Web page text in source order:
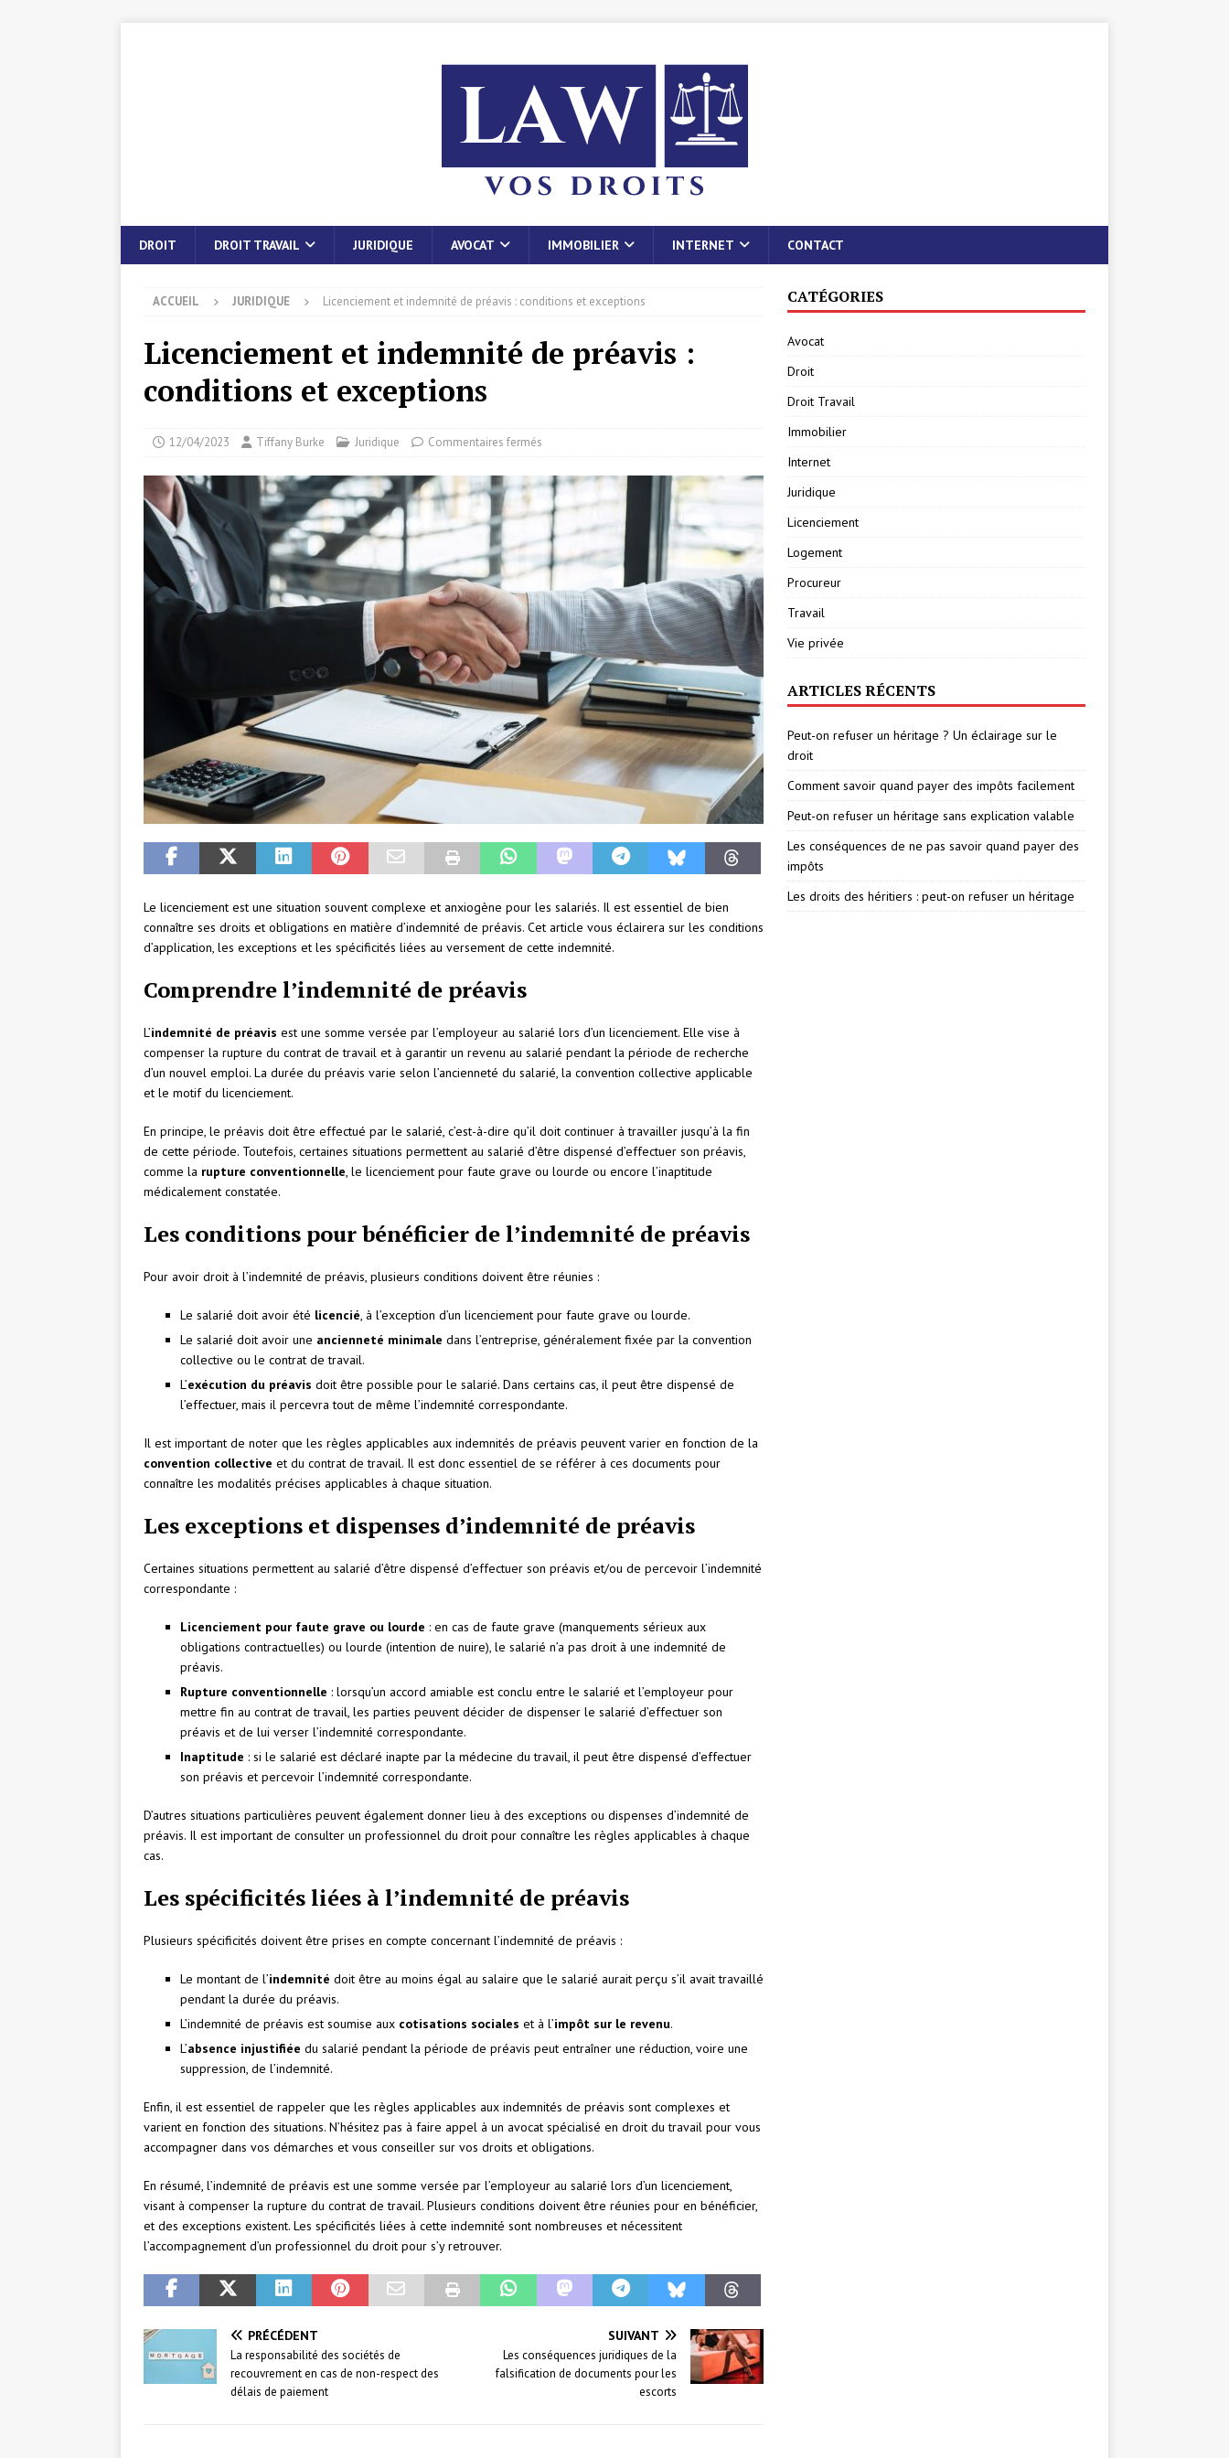
DROIT DROIT TRAVAIL JURIDIQUE AVOCAT IMMOBILIER INTERNET CONTACT
ACCUEIL JURIDIQUE Licenciement et indemnité de préavis : conditions et exceptions
Licenciement et indemnité de préavis :
conditions et exceptions
12/04/2023 Tiffany Burke Juridique Commentaires fermés
Le licenciement est une situation souvent complexe et anxiogène pour les salariés. Il est essentiel de bien
connaître ses droits et obligations en matière d’indemnité de préavis. Cet article vous éclairera sur les conditions
d’application, les exceptions et les spécificités liées au versement de cette indemnité.
Comprendre l’indemnité de préavis
L’indemnité de préavis est une somme versée par l’employeur au salarié lors d’un licenciement. Elle vise à
compenser la rupture du contrat de travail et à garantir un revenu au salarié pendant la période de recherche
d’un nouvel emploi. La durée du préavis varie selon l’ancienneté du salarié, la convention collective applicable
et le motif du licenciement.
En principe, le préavis doit être effectué par le salarié, c’est-à-dire qu’il doit continuer à travailler jusqu’à la fin
de cette période. Toutefois, certaines situations permettent au salarié d’être dispensé d’effectuer son préavis,
comme la rupture conventionnelle, le licenciement pour faute grave ou lourde ou encore l’inaptitude
médicalement constatée.
Les conditions pour bénéficier de l’indemnité de préavis
Pour avoir droit à l’indemnité de préavis, plusieurs conditions doivent être réunies :
Le salarié doit avoir été licencié, à l’exception d’un licenciement pour faute grave ou lourde.
Le salarié doit avoir une ancienneté minimale dans l’entreprise, généralement fixée par la convention
collective ou le contrat de travail.
L’exécution du préavis doit être possible pour le salarié. Dans certains cas, il peut être dispensé de
l’effectuer, mais il percevra tout de même l’indemnité correspondante.
Il est important de noter que les règles applicables aux indemnités de préavis peuvent varier en fonction de la
convention collective et du contrat de travail. Il est donc essentiel de se référer à ces documents pour
connaître les modalités précises applicables à chaque situation.
Les exceptions et dispenses d’indemnité de préavis
Certaines situations permettent au salarié d’être dispensé d’effectuer son préavis et/ou de percevoir l’indemnité
correspondante :
Licenciement pour faute grave ou lourde : en cas de faute grave (manquements sérieux aux
obligations contractuelles) ou lourde (intention de nuire), le salarié n’a pas droit à une indemnité de
préavis.
Rupture conventionnelle : lorsqu’un accord amiable est conclu entre le salarié et l’employeur pour
mettre fin au contrat de travail, les parties peuvent décider de dispenser le salarié d’effectuer son
préavis et de lui verser l’indemnité correspondante.
Inaptitude : si le salarié est déclaré inapte par la médecine du travail, il peut être dispensé d’effectuer
son préavis et percevoir l’indemnité correspondante.
D’autres situations particulières peuvent également donner lieu à des exceptions ou dispenses d’indemnité de
préavis. Il est important de consulter un professionnel du droit pour connaître les règles applicables à chaque
cas.
Les spécificités liées à l’indemnité de préavis
Plusieurs spécificités doivent être prises en compte concernant l’indemnité de préavis :
Le montant de l’indemnité doit être au moins égal au salaire que le salarié aurait perçu s’il avait travaillé
pendant la durée du préavis.
L’indemnité de préavis est soumise aux cotisations sociales et à l’impôt sur le revenu.
L’absence injustifiée du salarié pendant la période de préavis peut entraîner une réduction, voire une
suppression, de l’indemnité.
Enfin, il est essentiel de rappeler que les règles applicables aux indemnités de préavis sont complexes et
varient en fonction des situations. N’hésitez pas à faire appel à un avocat spécialisé en droit du travail pour vous
accompagner dans vos démarches et vous conseiller sur vos droits et obligations.
En résumé, l’indemnité de préavis est une somme versée par l’employeur au salarié lors d’un licenciement,
visant à compenser la rupture du contrat de travail. Plusieurs conditions doivent être réunies pour en bénéficier,
et des exceptions existent. Les spécificités liées à cette indemnité sont nombreuses et nécessitent
l’accompagnement d’un professionnel du droit pour s’y retrouver.
PRÉCÉDENT
La responsabilité des sociétés de
recouvrement en cas de non-respect des
délais de paiement
SUIVANT
Les conséquences juridiques de la
falsification de documents pour les
escorts
CATÉGORIES
Avocat
Droit
Droit Travail
Immobilier
Internet
Juridique
Licenciement
Logement
Procureur
Travail
Vie privée
ARTICLES RÉCENTS
Peut-on refuser un héritage ? Un éclairage sur le
droit
Comment savoir quand payer des impôts facilement
Peut-on refuser un héritage sans explication valable
Les conséquences de ne pas savoir quand payer des
impôts
Les droits des héritiers : peut-on refuser un héritage